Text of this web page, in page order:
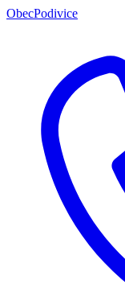
ObecPodivice